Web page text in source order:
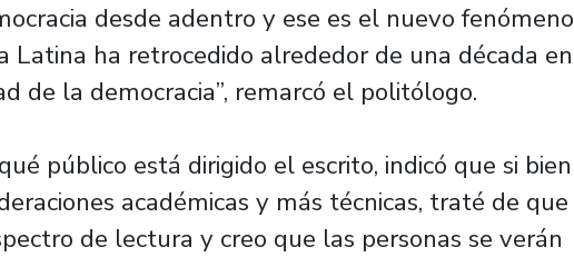
desde adentro y ese es el nuevo fenómeno
Latina ha retrocedido alrededor de una década en
de la democracia”, remarcó el politólogo.
público está dirigido el escrito, indicó que si bien
académicas y más técnicas, traté de que
de lectura y creo que las personas se verán